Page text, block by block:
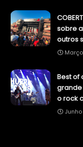
sobre
outros
Best of
grande
o rock